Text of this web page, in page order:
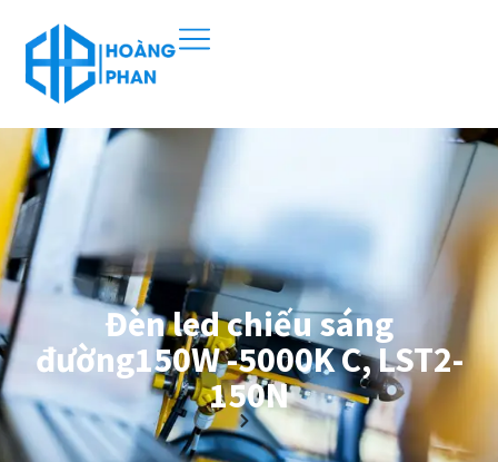
Đèn led chiếu sáng
đường150W -5000K C, LST2-
150N